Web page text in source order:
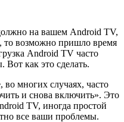
на вашем Android TV,
то возможно пришло время
Android TV часто
как это сделать.
многих случаях, часто
и снова включить». Это
TV, иногда простой
все ваши проблемы.